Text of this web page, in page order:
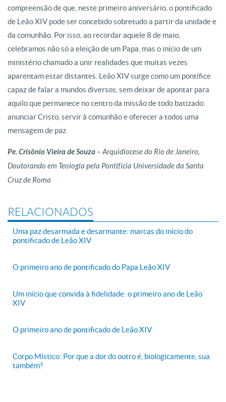
compreensão de que, neste primeiro aniversário, o pontificado
de Leão XIV pode ser concebido sobretudo a partir da unidade e
da comunhão. Por isso, ao recordar aquele 8 de maio,
celebramos não só a eleição de um Papa, mas o início de um
ministério chamado a unir realidades que muitas vezes
aparentam estar distantes. Leão XIV surge como um pontífice
capaz de falar a mundos diversos, sem deixar de apontar para
aquilo que permanece no centro da missão de todo batizado:
anunciar Cristo, servir à comunhão e oferecer a todos uma
mensagem de paz.
Pe. Crisônio Vieira de Souza – Arquidiocese do Rio de Janeiro,
Doutorando em Teologia pela Pontifícia Universidade da Santa
Cruz de Roma
RELACIONADOS
Uma paz desarmada e desarmante: marcas do início do
pontificado de Leão XIV
O primeiro ano de pontificado do Papa Leão XIV
Um início que convida à fidelidade: o primeiro ano de Leão
XIV
O primeiro ano de pontificado de Leão XIV
Corpo Místico: Por que a dor do outro é, biologicamente, sua
também?